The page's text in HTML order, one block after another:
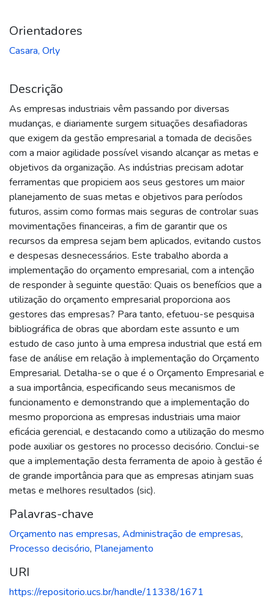
Orientadores
Casara, Orly
Descrição
As empresas industriais vêm passando por diversas
mudanças, e diariamente surgem situações desafiadoras
que exigem da gestão empresarial a tomada de decisões
com a maior agilidade possível visando alcançar as metas e
objetivos da organização. As indústrias precisam adotar
ferramentas que propiciem aos seus gestores um maior
planejamento de suas metas e objetivos para períodos
futuros, assim como formas mais seguras de controlar suas
movimentações financeiras, a fim de garantir que os
recursos da empresa sejam bem aplicados, evitando custos
e despesas desnecessários. Este trabalho aborda a
implementação do orçamento empresarial, com a intenção
de responder à seguinte questão: Quais os benefícios que a
utilização do orçamento empresarial proporciona aos
gestores das empresas? Para tanto, efetuou-se pesquisa
bibliográfica de obras que abordam este assunto e um
estudo de caso junto à uma empresa industrial que está em
fase de análise em relação à implementação do Orçamento
Empresarial. Detalha-se o que é o Orçamento Empresarial e
a sua importância, especificando seus mecanismos de
funcionamento e demonstrando que a implementação do
mesmo proporciona as empresas industriais uma maior
eficácia gerencial, e destacando como a utilização do mesmo
pode auxiliar os gestores no processo decisório. Conclui-se
que a implementação desta ferramenta de apoio à gestão é
de grande importância para que as empresas atinjam suas
metas e melhores resultados (sic).
Palavras-chave
Orçamento nas empresas, Administração de empresas,
Processo decisório, Planejamento
URI
https://repositorio.ucs.br/handle/11338/1671